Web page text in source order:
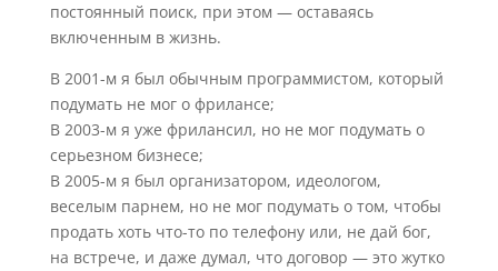
постоянный поиск, при этом — оставаясь
включенным в жизнь.
В 2001-м я был обычным программистом, который
подумать не мог о фрилансе;
В 2003-м я уже фрилансил, но не мог подумать о
серьезном бизнесе;
В 2005-м я был организатором, идеологом,
веселым парнем, но не мог подумать о том, чтобы
продать хоть что-то по телефону или, не дай бог,
на встрече, и даже думал, что договор — это жутко